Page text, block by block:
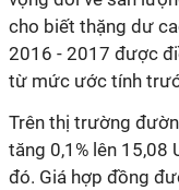
cho biết thặng dư
2016 - 2017 được
từ mức ước tính
Trên thị trường
tăng 0,1% lên
đó. Giá hợp đồng